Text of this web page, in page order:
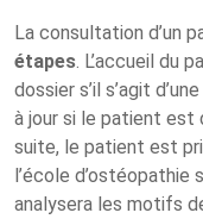
La consultation d’un
étapes . L’accueil du
dossier s’il s’agit
à jour si le patient est
suite, le patient est
l’école d’ostéopathie
analysera les motifs